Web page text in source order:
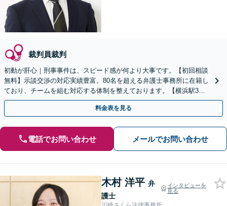
裁判員裁判
初動が肝心｜刑事事件は、スピード感が何より大事です。【初回相談
無料】示談交渉の対応実績豊富。80名を超える弁護士事務所に在籍し
ており、チームを組む対応する体制を整えております。【横浜駅3
分】
料金表を見る
電話でお問い合わせ メールでお問い合わせ
木村 洋平 弁
護士
インタビューを
見る